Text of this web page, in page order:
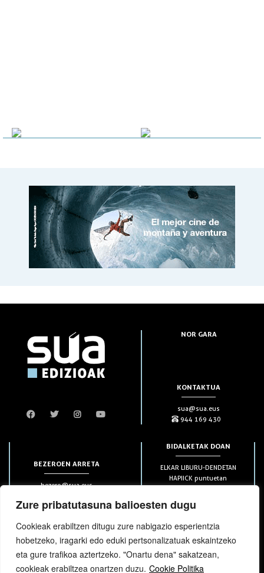
Zure pribatutasuna balioesten dugu
Cookieak erabiltzen ditugu zure nabigazio esperientzia
hobetzeko, iragarki edo eduki pertsonalizatuak eskaintzeko
eta gure trafikoa aztertzeko. "Onartu dena" sakatzean,
cookieak erabiltzea onartzen duzu. Cookie Politika
NOR GARA
KONTAKTUA
sua@sua.eus
944 169 430
BEZEROEN ARRETA
bezero@sua.eus
HARPIDETZAK
BIDALKETAK DOAN
ELKAR LIBURU-DENDETAN
HAPIICK puntuetan
(soilik penintsulan)